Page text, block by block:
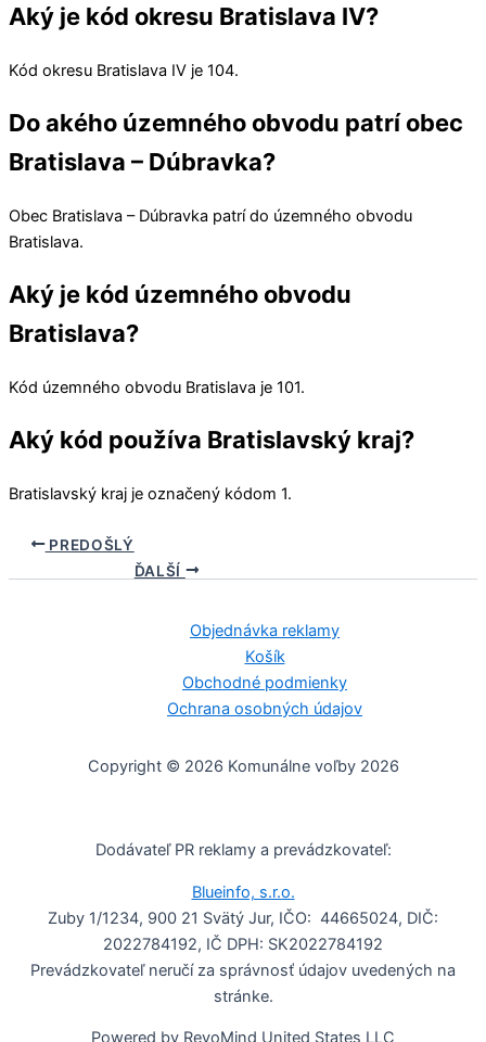
Aký je kód okresu Bratislava IV?
Kód okresu Bratislava IV je 104.
Do akého územného obvodu patrí obec
Bratislava – Dúbravka?
Obec Bratislava – Dúbravka patrí do územného obvodu
Bratislava.
Aký je kód územného obvodu
Bratislava?
Kód územného obvodu Bratislava je 101.
Aký kód používa Bratislavský kraj?
Bratislavský kraj je označený kódom 1.
PREDOŠLÝ
ĎALŠÍ
Objednávka reklamy
Košík
Obchodné podmienky
Ochrana osobných údajov
Copyright © 2026 Komunálne voľby 2026
Dodávateľ PR reklamy a prevádzkovateľ:
Blueinfo, s.r.o.
Zuby 1/1234, 900 21 Svätý Jur, IČO: 44665024, DIČ:
2022784192, IČ DPH: SK2022784192
Prevádzkovateľ neručí za správnosť údajov uvedených na
stránke.
Powered by RevoMind United States LLC